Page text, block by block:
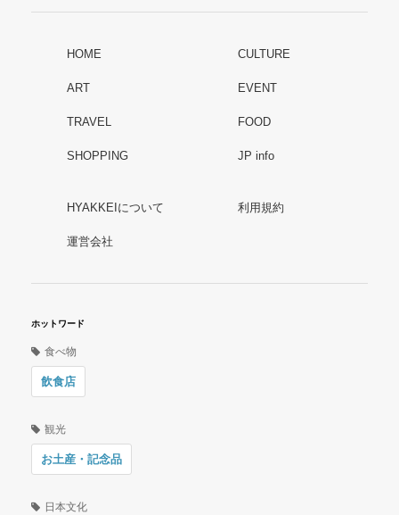
HOME CULTURE
ART EVENT
TRAVEL FOOD
SHOPPING JP info
HYAKKEIについて 利用規約
運営会社
ホットワード
食べ物
飲食店
観光
お土産・記念品
日本文化